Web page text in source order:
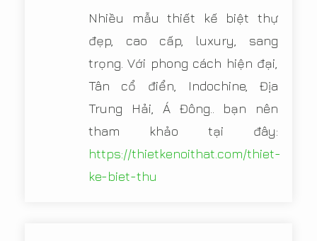
Nhiều mẫu thiết kế biệt thự
đẹp, cao cấp, luxury, sang
trọng. Với phong cách hiện đại,
Tân cổ điển, Indochine, Địa
Trung Hải, Á Đông.. bạn nên
tham khảo tại đây:
https://thietkenoithat.com/thiet-
ke-biet-thu